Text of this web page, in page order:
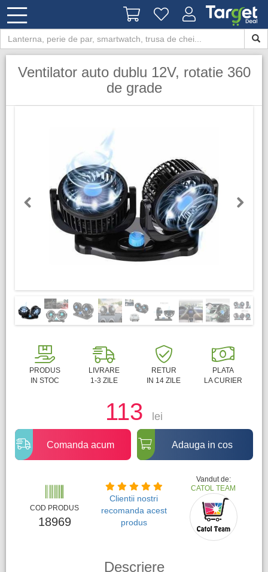
Ventilator auto dublu 12V, rotatie 360
de grade
PRODUS
IN STOC
LIVRARE
1-3 ZILE
RETUR
IN 14 ZILE
PLATA
LA CURIER
113 lei
Comanda acum Adauga in cos
COD PRODUS
18969
Clientii nostri
recomanda acest
produs
Vandut de:
CATOL TEAM
Descriere